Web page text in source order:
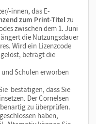
innen, das E-
zum Print-Titelzu
zwischen dem 1. Juni
die Nutzungsdauer
Wird ein Lizenzcode
beträgt die
Schulen erworben
bestätigen, dass Sie
Der Cornelsen
zu überprüfen.
haben,